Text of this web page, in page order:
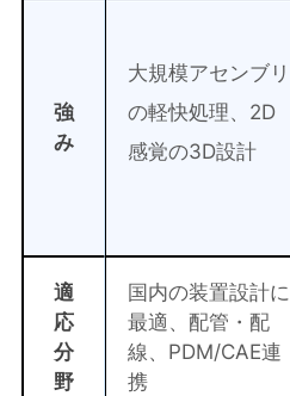
強
み
大規模アセンブリ
の軽快処理、 2D
感覚の3D設計
適
応
分
野
国内の装置設計に
最適、配管・配
線、PDM/CAE連
携